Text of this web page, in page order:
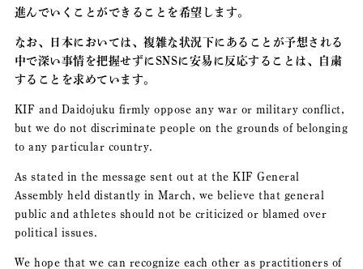
進んでいくことができることを希望します。
なお、日本においては、複雑な状況下にあることが予想される
中で深い事情を把握せずにSNSに安易に反応することは、自粛
することを求めています。
KIF and Daidojuku firmly oppose any war or military conflict,
but we do not discriminate people on the grounds of belonging
to any particular country.
As stated in the message sent out at the KIF General
Assembly held distantly in March, we believe that general
public and athletes should not be criticized or blamed over
political issues.
We hope that we can recognize each other as practitioners of